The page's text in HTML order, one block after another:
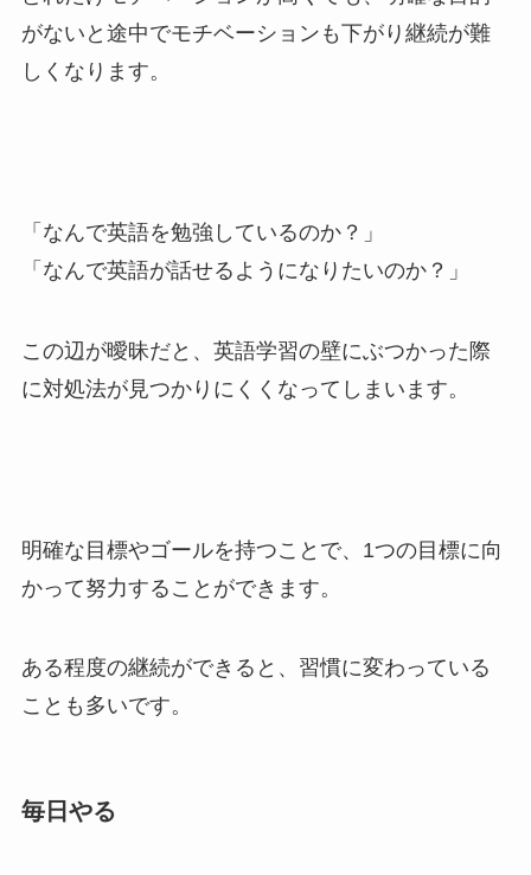
がないと途中でモチベーションも下がり継続が難
しくなります。
「なんで英語を勉強しているのか？」
「なんで英語が話せるようになりたいのか？」
この辺が曖昧だと、英語学習の壁にぶつかった際
に対処法が見つかりにくくなってしまいます。
明確な目標やゴールを持つことで、1つの目標に向
かって努力することができます。
ある程度の継続ができると、習慣に変わっている
ことも多いです。
毎日やる